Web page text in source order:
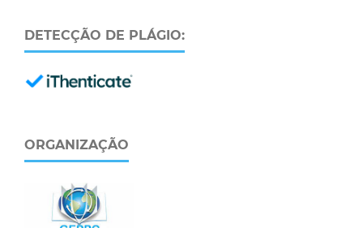
DETECÇÃO DE PLÁGIO:
ORGANIZAÇÃO